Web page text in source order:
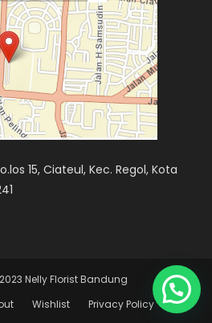
15, Ciateul, Kec. Regol, Kota
Nelly Florist Bandung
Wishlist Privacy Policy